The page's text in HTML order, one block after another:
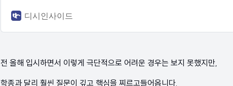
없음.2. 어떻게 준비함?우선 종만북이랑 백준
디시인사이드
전 올해 입시하면서 이렇게 극단적으로 어려운 경우는 보지 못했지만,
학종과 달리 훨씬 질문이 깊고 핵심을 찌르고들어옵니다.